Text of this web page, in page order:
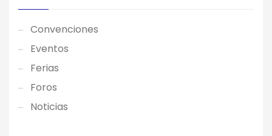
Convenciones
Eventos
Ferias
Foros
Noticias